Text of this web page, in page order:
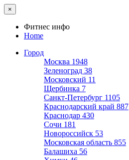
×
Фитнес инфо
Home
Город
Москва 1948
Зеленоград 38
Московский 11
Щербинка 7
Санкт-Петербург 1105
Краснодарский край 887
Краснодар 430
Сочи 181
Новороссийск 53
Московская область 855
Балашиха 56